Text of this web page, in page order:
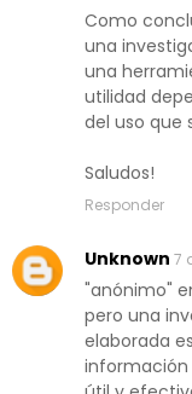
Como
una
una
utilidad
del uso que
Saludos!
Responder
Unknown 7
"anónimo"
pero una
elaborada
información